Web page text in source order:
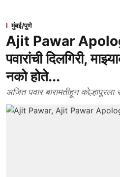
मुंबई/पुणे
Ajit Pawar
पवारांची दिलगिरी,
नको हाेते...
अजित पवार बारामतीहून काेल्हापूरला